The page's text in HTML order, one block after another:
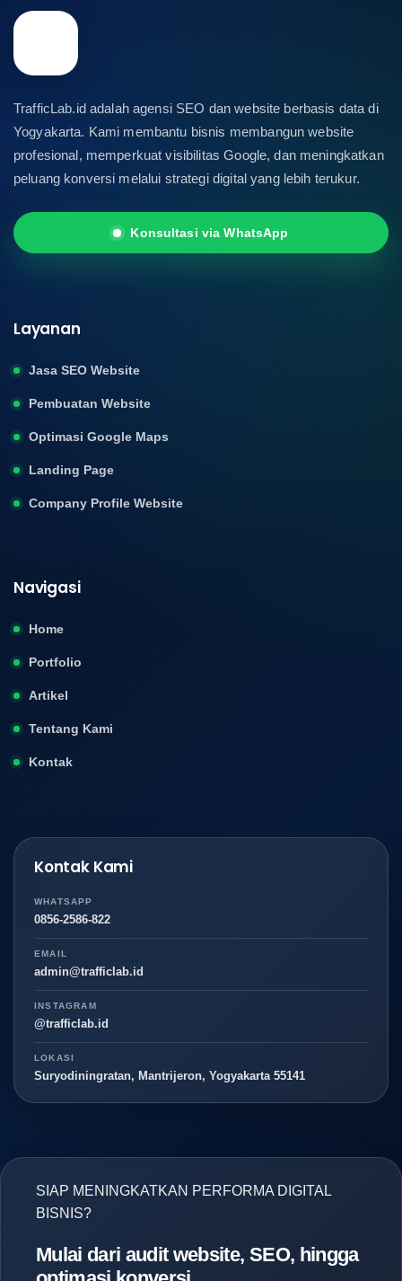
TrafficLab.id adalah agensi SEO dan website berbasis data di
Yogyakarta. Kami membantu bisnis membangun website
profesional, memperkuat visibilitas Google, dan meningkatkan
peluang konversi melalui strategi digital yang lebih terukur.
Konsultasi via WhatsApp
Layanan
Jasa SEO Website
Pembuatan Website
Optimasi Google Maps
Landing Page
Company Profile Website
Navigasi
Home
Portfolio
Artikel
Tentang Kami
Kontak
Kontak Kami
WHATSAPP
0856-2586-822
EMAIL
admin@trafficlab.id
INSTAGRAM
@trafficlab.id
LOKASI
Suryodiningratan, Mantrijeron, Yogyakarta 55141
SIAP MENINGKATKAN PERFORMA DIGITAL
BISNIS?
Mulai dari audit website, SEO, hingga